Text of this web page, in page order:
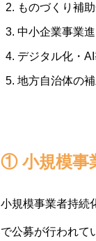
ものづくり補
中小企業事業
デジタル化・
地方自治体の
① 小規模事
小規模事業者持続
で公募が行われて